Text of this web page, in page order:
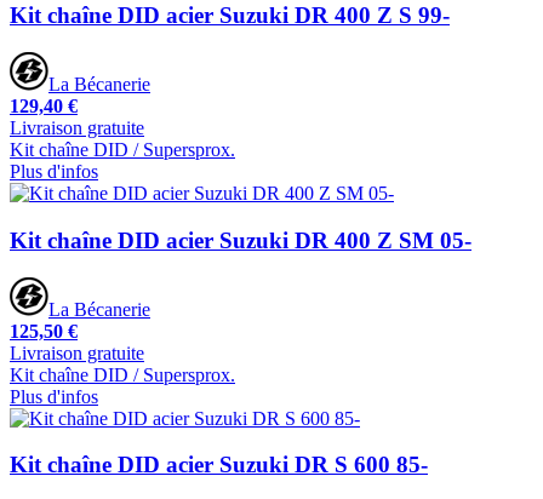
Kit chaîne DID acier Suzuki DR 400 Z S 99-
La Bécanerie
129,40 €
Livraison gratuite
Kit chaîne DID / Supersprox.
Plus d'infos
Kit chaîne DID acier Suzuki DR 400 Z SM 05-
La Bécanerie
125,50 €
Livraison gratuite
Kit chaîne DID / Supersprox.
Plus d'infos
Kit chaîne DID acier Suzuki DR S 600 85-